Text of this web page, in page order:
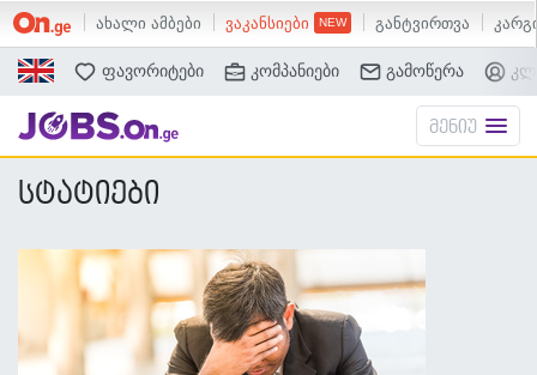
ახალი ამბები ვაკანსიები განტვირთვა
ძებნა
ფავორიტები კომპანიები გამოწერა
მენიუ
სტატიები